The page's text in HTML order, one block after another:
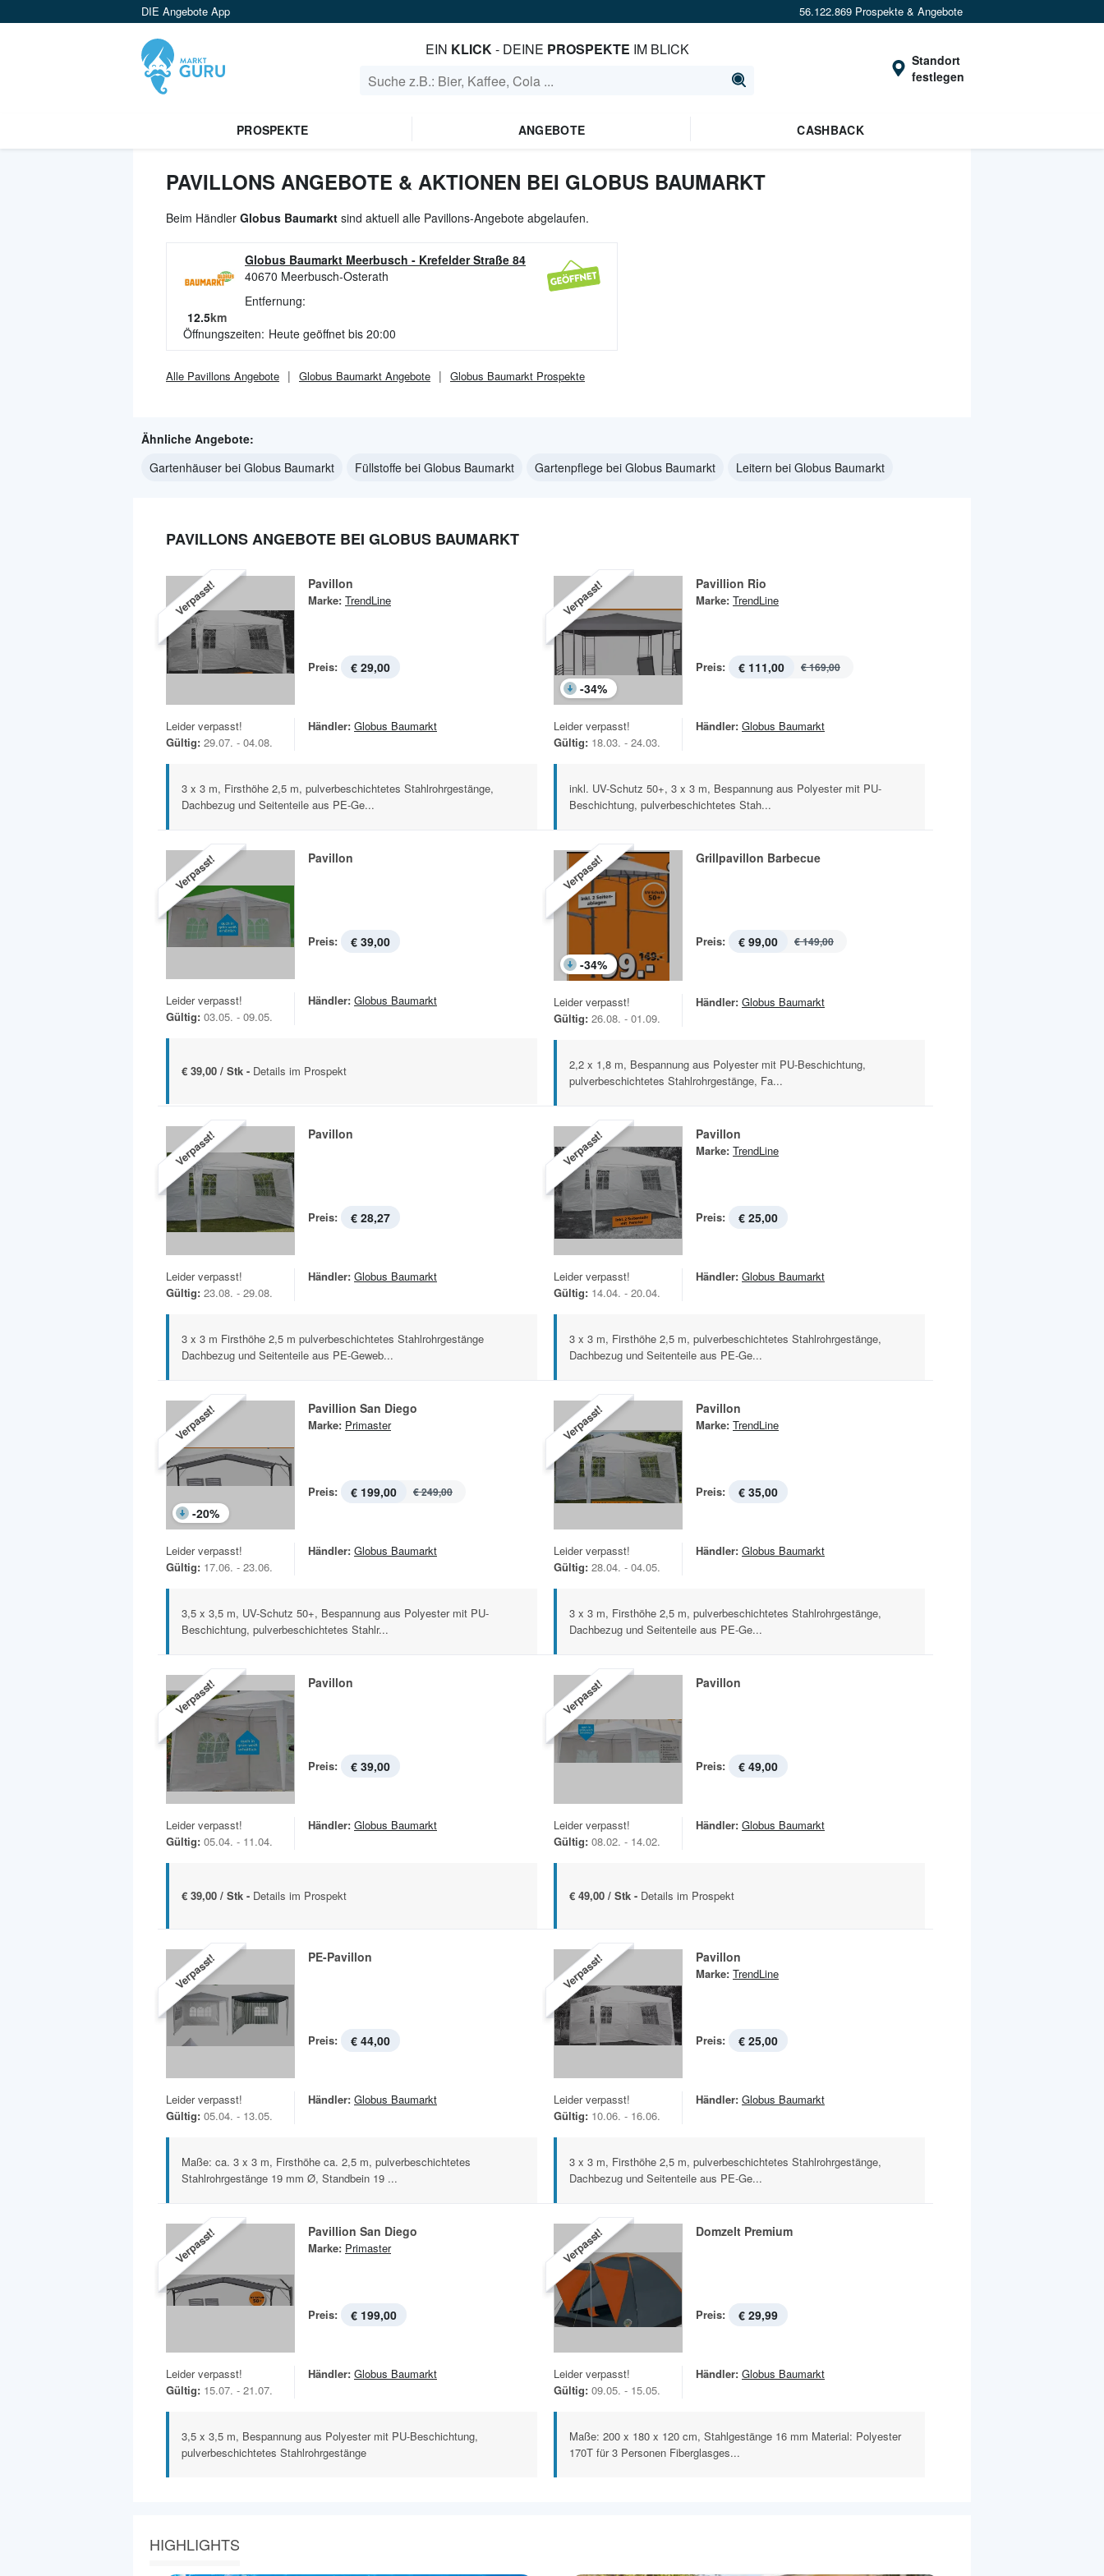
DIE Angebote App 56.122.869 Prospekte & Angebote
EIN KLICK- DEINE PROSPEKTE IM BLICK
Standort
festlegen
PROSPEKTE ANGEBOTE CASHBACK
PAVILLONS ANGEBOTE & AKTIONEN BEI GLOBUS BAUMARKT
Beim Händler Globus Baumarkt sind aktuell alle Pavillons-Angebote abgelaufen.
Globus Baumarkt Meerbusch - Krefelder Straße 84
40670 Meerbusch-Osterath
Entfernung:
12.5km
Öffnungszeiten: Heute geöffnet bis 20:00
Alle Pavillons Angebote Globus Baumarkt Angebote Globus Baumarkt Prospekte
Ähnliche Angebote:
Gartenhäuser bei Globus Baumarkt
Füllstoffe bei Globus Baumarkt Gartenpflege bei Globus Baumarkt Leitern bei Globus Baumarkt
PAVILLONS ANGEBOTE BEI GLOBUS BAUMARKT
Verpasst! Pavillon
Marke: TrendLine
Preis: € 29,00
Leider verpasst!
Gültig: 29.07. - 04.08.
Händler: Globus Baumarkt
3 x 3 m, Firsthöhe 2,5 m, pulverbeschichtetes Stahlrohrgestänge,
Dachbezug und Seitenteile aus PE-Ge...
Verpasst!
-34%
Pavillion Rio
Marke: TrendLine
Preis: € 111,00 € 169,00
Leider verpasst!
Gültig: 18.03. - 24.03.
Händler: Globus Baumarkt
inkl. UV-Schutz 50+, 3 x 3 m, Bespannung aus Polyester mit PU-
Beschichtung, pulverbeschichtetes Stah...
Verpasst! Pavillon
Preis: € 39,00
Leider verpasst!
Gültig: 03.05. - 09.05.
Händler: Globus Baumarkt
€ 39,00 / Stk - Details im Prospekt
Verpasst!
-34%
Grillpavillon Barbecue
Preis: € 99,00 € 149,00
Leider verpasst!
Gültig: 26.08. - 01.09.
Händler: Globus Baumarkt
2,2 x 1,8 m, Bespannung aus Polyester mit PU-Beschichtung,
pulverbeschichtetes Stahlrohrgestänge, Fa...
Verpasst! Pavillon
Preis: € 28,27
Leider verpasst!
Gültig: 23.08. - 29.08.
Händler: Globus Baumarkt
3 x 3 m Firsthöhe 2,5 m pulverbeschichtetes Stahlrohrgestänge
Dachbezug und Seitenteile aus PE-Geweb...
Verpasst! Pavillon
Marke: TrendLine
Preis: € 25,00
Leider verpasst!
Gültig: 14.04. - 20.04.
Händler: Globus Baumarkt
3 x 3 m, Firsthöhe 2,5 m, pulverbeschichtetes Stahlrohrgestänge,
Dachbezug und Seitenteile aus PE-Ge...
Verpasst!
-20%
Pavillion San Diego
Marke: Primaster
Preis: € 199,00 € 249,00
Leider verpasst!
Gültig: 17.06. - 23.06.
Händler: Globus Baumarkt
3,5 x 3,5 m, UV-Schutz 50+, Bespannung aus Polyester mit PU-
Beschichtung, pulverbeschichtetes Stahlr...
Verpasst! Pavillon
Marke: TrendLine
Preis: € 35,00
Leider verpasst!
Gültig: 28.04. - 04.05.
Händler: Globus Baumarkt
3 x 3 m, Firsthöhe 2,5 m, pulverbeschichtetes Stahlrohrgestänge,
Dachbezug und Seitenteile aus PE-Ge...
Verpasst! Pavillon
Preis: € 39,00
Leider verpasst!
Gültig: 05.04. - 11.04.
Händler: Globus Baumarkt
€ 39,00 / Stk - Details im Prospekt
Verpasst! Pavillon
Preis: € 49,00
Leider verpasst!
Gültig: 08.02. - 14.02.
Händler: Globus Baumarkt
€ 49,00 / Stk - Details im Prospekt
Verpasst! PE-Pavillon
Preis: € 44,00
Leider verpasst!
Gültig: 05.04. - 13.05.
Händler: Globus Baumarkt
Maße: ca. 3 x 3 m, Firsthöhe ca. 2,5 m, pulverbeschichtetes
Stahlrohrgestänge 19 mm Ø, Standbein 19 ...
Verpasst! Pavillon
Marke: TrendLine
Preis: € 25,00
Leider verpasst!
Gültig: 10.06. - 16.06.
Händler: Globus Baumarkt
3 x 3 m, Firsthöhe 2,5 m, pulverbeschichtetes Stahlrohrgestänge,
Dachbezug und Seitenteile aus PE-Ge...
Verpasst! Pavillion San Diego
Marke: Primaster
Preis: € 199,00
Leider verpasst!
Gültig: 15.07. - 21.07.
Händler: Globus Baumarkt
3,5 x 3,5 m, Bespannung aus Polyester mit PU-Beschichtung,
pulverbeschichtetes Stahlrohrgestänge
Verpasst! Domzelt Premium
Preis: € 29,99
Leider verpasst!
Gültig: 09.05. - 15.05.
Händler: Globus Baumarkt
Maße: 200 x 180 x 120 cm, Stahlgestänge 16 mm Material: Polyester
170T für 3 Personen Fiberglasges...
HIGHLIGHTS